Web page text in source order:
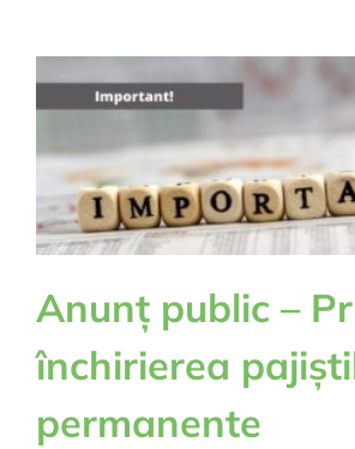
Anunț public –
închirierea
permanente